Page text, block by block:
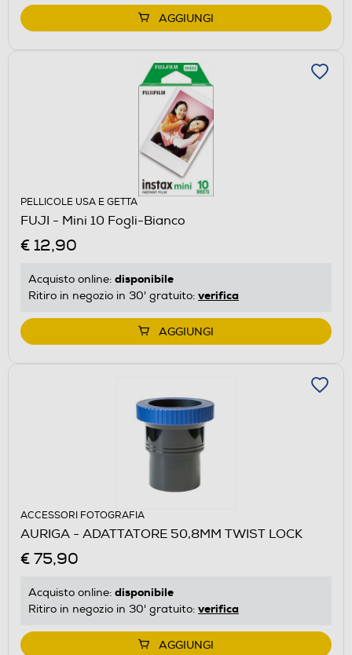
AGGIUNGI
PELLICOLE USA E GETTA
FUJI - Mini 10 Fogli-Bianco
€ 12,90
Acquisto online: disponibile
Ritiro in negozio in 30' gratuito: verifica
AGGIUNGI
ACCESSORI FOTOGRAFIA
AURIGA - ADATTATORE 50,8MM TWIST LOCK
€ 75,90
Acquisto online: disponibile
Ritiro in negozio in 30' gratuito: verifica
AGGIUNGI